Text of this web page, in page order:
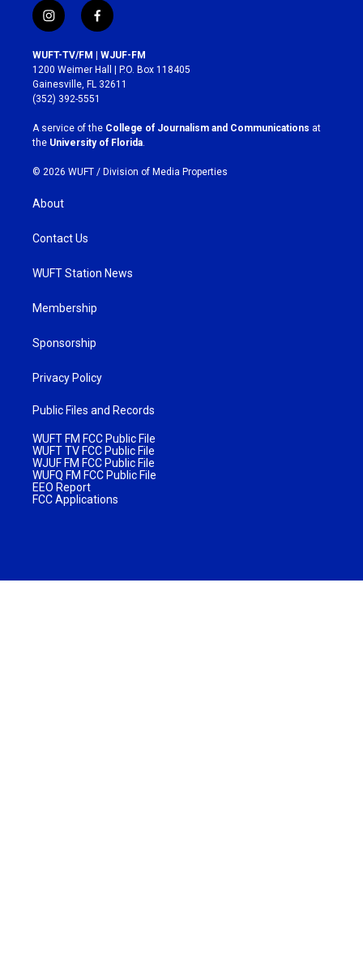
i
n
s
t
a
g
r
a
m
f
a
c
e
b
o
k
WUFT-TV/FM | WJUF-FM
1200 Weimer Hall | P.O. Box 118405
Gainesville, FL 32611
(352) 392-5551
A service of the College of Journalism and Communications at
the University of Florida.
© 2026 WUFT / Division of Media Properties
About
Contact Us
WUFT Station News
Membership
Sponsorship
Privacy Policy
Public Files and Records
WUFT FM FCC Public File
WUFT TV FCC Public File
WJUF FM FCC Public File
WUFQ FM FCC Public File
EEO Report
FCC Applications